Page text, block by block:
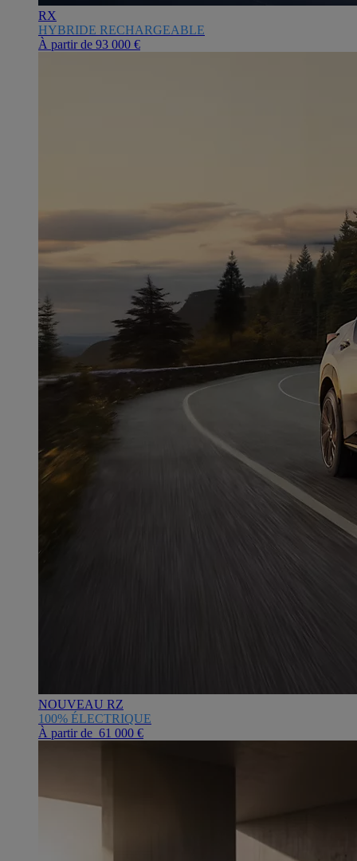
RX
HYBRIDE RECHARGEABLE
À partir de 93 000 €
NOUVEAU RZ
100% ÉLECTRIQUE
À partir de 61 000 €